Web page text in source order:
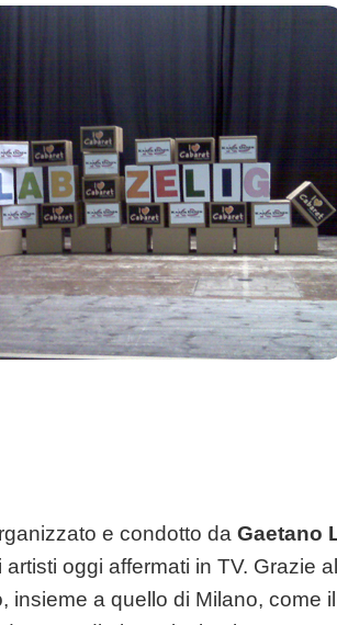
e condotto daGaetano
artisti oggi affermati in TV. Grazie
insieme a quello di Milano, come